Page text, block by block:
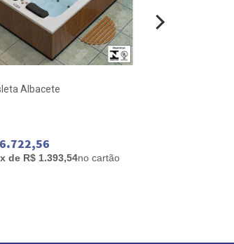
Albacete
de R$ 1.393,54no cartão